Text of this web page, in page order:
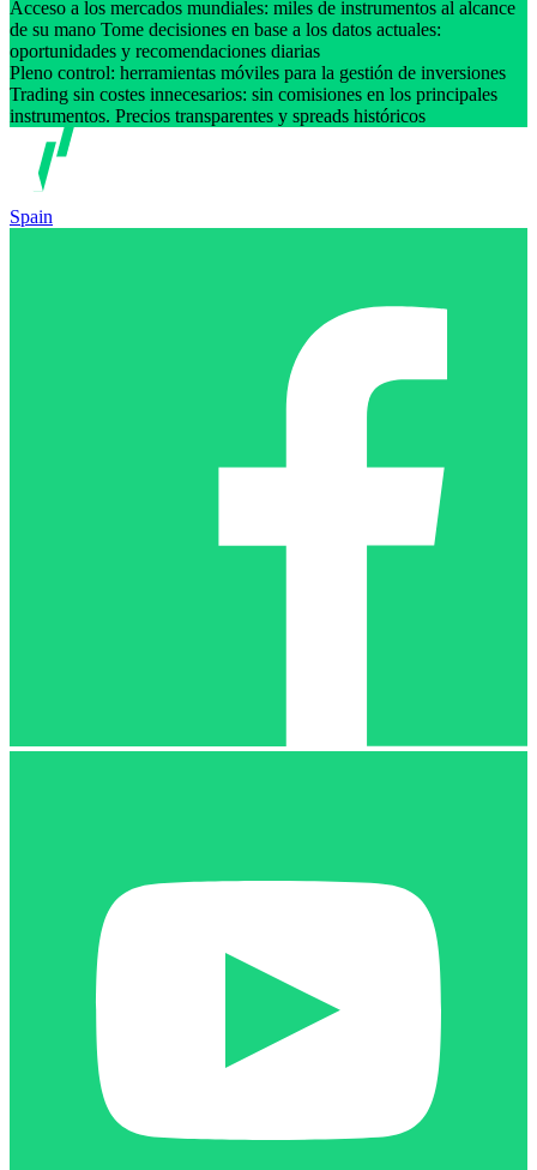
Acceso a los mercados mundiales: miles de instrumentos al alcance
de su mano Tome decisiones en base a los datos actuales:
oportunidades y recomendaciones diarias
Pleno control: herramientas móviles para la gestión de inversiones
Trading sin costes innecesarios: sin comisiones en los principales
instrumentos. Precios transparentes y spreads históricos
Spain